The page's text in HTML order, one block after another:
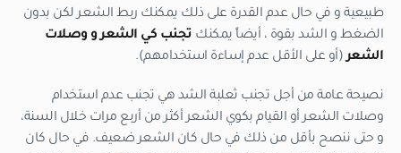
طبيعية و في حال عدم القدرة على ذلك يمكنك ربط الشعر لكن بدون
الضغط و الشد بقوة ، أيضاً يمكنك تجنب كي الشعر و وصلات
الشعر(أو على الأقل عدم إساءة استخدامهم).
نصيحة عامة من أجل تجنب ثعلبة الشد هي تجنب عدم استخدام
وصلات الشعر أو القيام بكوي الشعر أكثر من أربع مرات خلال السنة،
و حتى ننصح بأقل من ذلك في حال كان الشعر ضعيف. في حال كان